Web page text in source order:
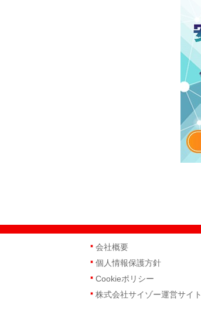
会社概要
個人情報保護方針
Cookieポリシー
株式会社サイゾー運営サイト